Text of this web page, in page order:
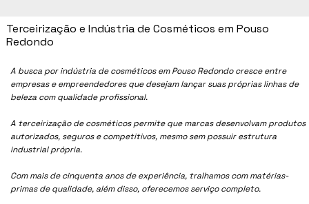
A busca por indústria de cosméticos em Pouso Redondo cresce entre
empresas e empreendedores que desejam lançar suas próprias linhas de
beleza com qualidade profissional.
A terceirização de cosméticos permite que marcas desenvolvam produtos
autorizados, seguros e competitivos, mesmo sem possuir estrutura
industrial própria.
Com mais de cinquenta anos de experiência, tralhamos com matérias-
primas de qualidade, além disso, oferecemos serviço completo.
Terceirização e Indústria de Cosméticos em Pouso
Redondo